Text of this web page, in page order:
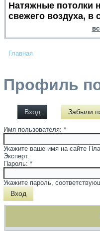
Натяжные потолки
свежего воздуха, в
Главная
Профиль
Вход Забыли
Имя пользователя:*
Укажите ваше имя на сайте
Эксперт.
Пароль:*
Укажите пароль,